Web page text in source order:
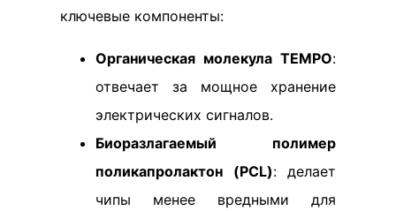
ключевые компоненты:
Органическая молекула TEMPO:
отвечает за мощное хранение
электрических сигналов.
Биоразлагаемый полимер
поликапролактон (PCL): делает
чипы менее вредными для